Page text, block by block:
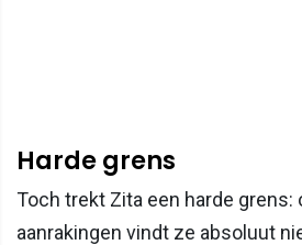
Harde grens
Toch trekt Zita een harde grens:
aanrakingen vindt ze absoluut